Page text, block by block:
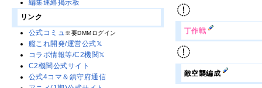
丁作戦
敵空襲編成
編集連絡掲示板
リンク
公式コミュ※要DMMログイン
艦これ開発/運営公式𝕏
コラボ情報等/C2機関𝕏
C2機関公式サイト
公式4コマ＆鎮守府通信